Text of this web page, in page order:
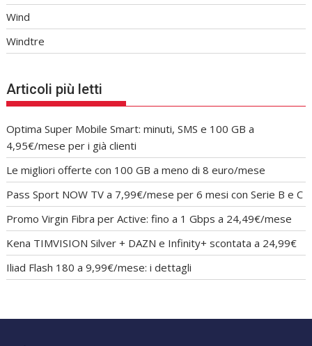
Wind
Windtre
Articoli più letti
Optima Super Mobile Smart: minuti, SMS e 100 GB a
4,95€/mese per i già clienti
Le migliori offerte con 100 GB a meno di 8 euro/mese
Pass Sport NOW TV a 7,99€/mese per 6 mesi con Serie B e C
Promo Virgin Fibra per Active: fino a 1 Gbps a 24,49€/mese
Kena TIMVISION Silver + DAZN e Infinity+ scontata a 24,99€
Iliad Flash 180 a 9,99€/mese: i dettagli